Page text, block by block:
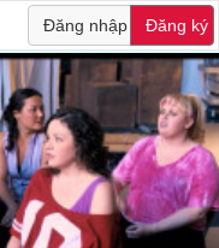
Đăng nhập Đăng ký